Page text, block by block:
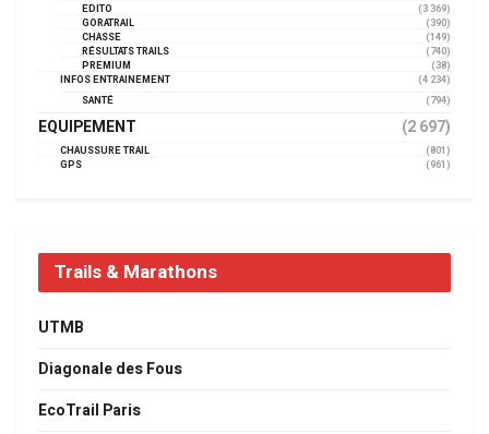
EDITO
(3 369)
GORATRAIL
(390)
CHASSE
(149)
RÉSULTATS TRAILS
(740)
PREMIUM
(38)
INFOS ENTRAINEMENT
(4 234)
SANTÉ
(794)
EQUIPEMENT (2 697)
CHAUSSURE TRAIL
(801)
GPS
(961)
Trails & Marathons
UTMB
Diagonale des Fous
EcoTrail Paris